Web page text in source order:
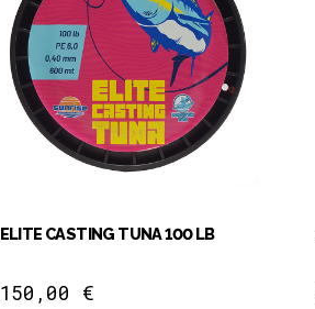
ELITE CASTING TUNA 100 LB
150,00 €